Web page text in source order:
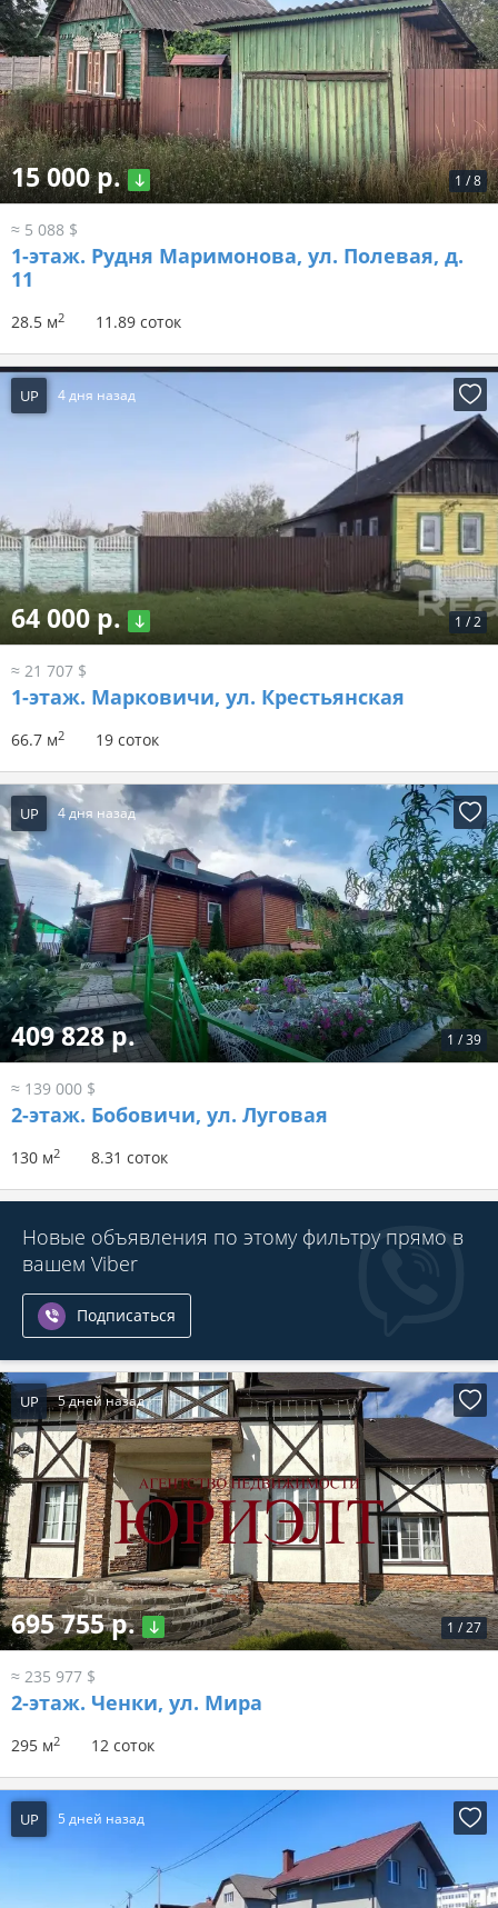
1 /8
15 000 р.
≈ 5 088 $
1-этаж. Рудня Маримонова, ул. Полевая, д.
11
28.5 м2 11.89 соток
UP 4 дня назад
1 /2
64 000 р.
≈ 21 707 $
1-этаж. Марковичи, ул. Крестьянская
66.7 м2 19 соток
UP 4 дня назад
1 /39
409 828 р.
≈ 139 000 $
2-этаж. Бобовичи, ул. Луговая
130 м2 8.31 соток
Новые объявления по этому фильтру прямо в
вашем Viber
Подписаться
UP 5 дней назад
1 /27
695 755 р.
≈ 235 977 $
2-этаж. Ченки, ул. Мира
295 м2 12 соток
UP 5 дней назад